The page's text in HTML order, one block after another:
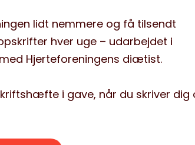
lidt nemmere og få tilsendt
hver uge – udarbejdet i
Hjerteforeningens diætist.
i gave, når du skriver dig